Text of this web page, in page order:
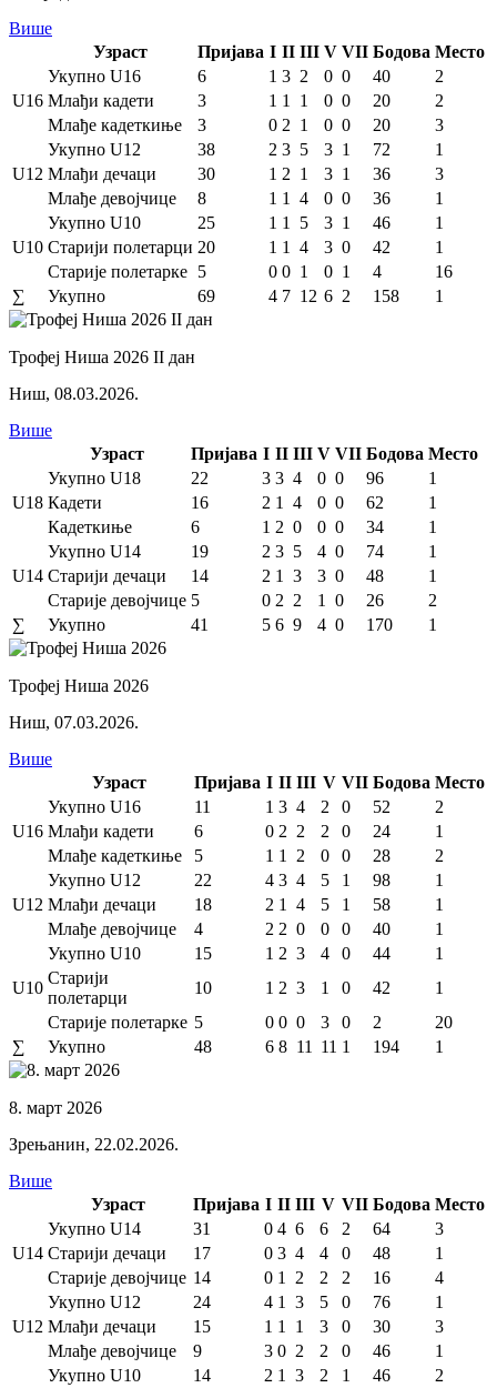
Више
Узраст
Пријава I II III V VII Бодова Место
U16
Укупно U16 6 1 3 2 0 0 40
2
Млађи кадети
3 1 1 1 0 0 20
2
Млађе кадеткиње
3 0 2 1 0 0 20 3
U12
Укупно U12 38 2 3 5 3 1 72
1
Млађи дечаци
30 1 2 1 3 1 36
3
Млађе девојчице
8 1 1 4 0 0 36 1
U10
Укупно U10 25 1 1 5 3 1 46
1
Старији полетарци 20 1 1 4 3 0 42
1
Старије полетарке 5 0 0 1 0 1 4
16
∑
Укупно 69 4 7 12 6 2 158 1
Трофеј Ниша 2026 II дан
Ниш, 08.03.2026.
Више
Узраст
Пријава I II III V VII Бодова Место
U18
Укупно U18 22 3 3 4 0 0 96
1
Кадети
16 2 1 4 0 0 62
1
Кадеткиње
6 1 2 0 0 0 34 1
U14
Укупно U14 19 2 3 5 4 0 74
1
Старији дечаци
14 2 1 3 3 0 48
1
Старије девојчице 5 0 2 2 1 0 26
2
∑
Укупно 41 5 6 9 4 0 170 1
Трофеј Ниша 2026
Ниш, 07.03.2026.
Више
Узраст
Пријава I II III V VII Бодова Место
U16
Укупно U16 11 1 3 4 2 0 52
2
Млађи кадети
6 0 2 2 2 0 24
1
Млађе кадеткиње
5 1 1 2 0 0 28 2
U12
Укупно U12 22 4 3 4 5 1 98
1
Млађи дечаци
18 2 1 4 5 1 58
1
Млађе девојчице
4 2 2 0 0 0 40 1
U10
Укупно U10 15 1 2 3 4 0 44
1
Старији
полетарци
10 1 2 3 1 0 42
1
Старије полетарке 5 0 0 0 3 0 2
20
∑
Укупно 48 6 8 11 11 1 194 1
8. март 2026
Зрењанин, 22.02.2026.
Више
Узраст
Пријава I II III V VII Бодова Место
U14
Укупно U14 31 0 4 6 6 2 64
3
Старији дечаци
17 0 3 4 4 0 48
1
Старије девојчице 14 0 1 2 2 2 16 4
U12
Укупно U12 24 4 1 3 5 0 76
1
Млађи дечаци
15 1 1 1 3 0 30
3
Млађе девојчице
9 3 0 2 2 0 46 1
Укупно U10 14 2 1 3 2 1 46
2